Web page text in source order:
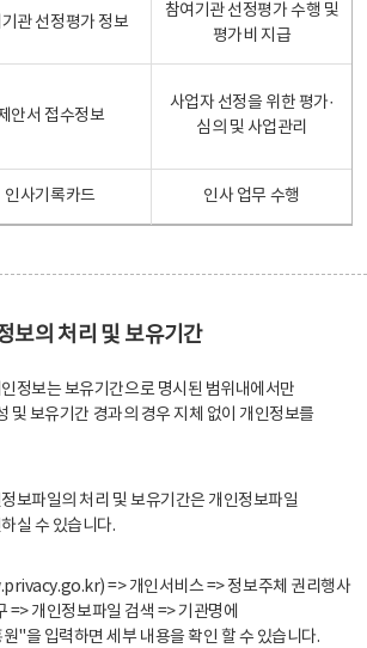
관 선정평가 정보
참여기관 선정평가 수행 및
평가비 지급
안서 접수정보
사업자 선정을 위한 평가·
심의 및 사업관리
인사기록카드 인사 업무 수행
보의 처리 및 보유기간
정보는 보유기간으로 명시된 범위내에서만
및 보유기간 경과의 경우 지체 없이 개인정보를
보파일의 처리 및 보유기간은 개인정보파일
실 수 있습니다.
=> 개인서비스 => 정보주체 권리행사
=> 개인정보파일 검색 => 기관명에
"을 입력하면 세부 내용을 확인 할 수 있습니다.